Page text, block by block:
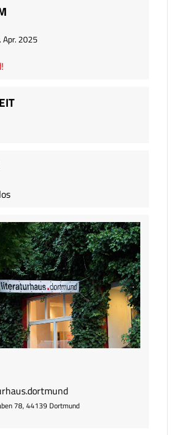
2025
78, 44139 Dortmund